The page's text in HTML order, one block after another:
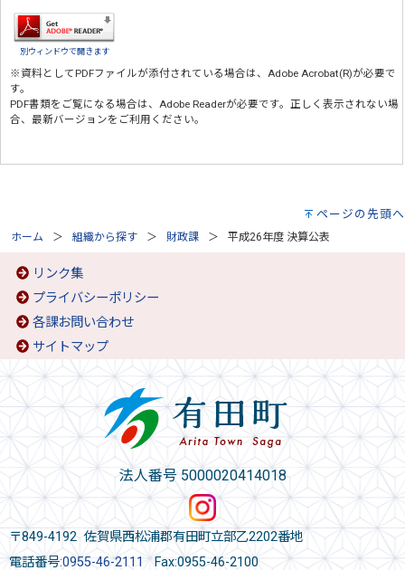
別ウィンドウで開きます
※資料としてPDFファイルが添付されている場合は、 Adobe Acrobat(R)が必要で
す。
PDF書類をご覧になる場合は、 Adobe Readerが必要です。正しく表示されない場
合、最新バージョンをご利用ください。
ページの先頭へ
ホーム 組織から探す 財政課 平成26年度 決算公表
リンク集
プライバシーポリシー
各課お問い合わせ
サイトマップ
法人番号 5000020414018
〒849-4192 佐賀県西松浦郡有田町立部乙2202番地
電話番号:0955-46-2111 Fax:0955-46-2100